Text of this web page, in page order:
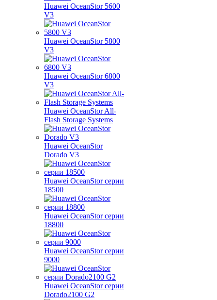
Huawei OceanStor 5600
V3
Huawei OceanStor 5800
V3
Huawei OceanStor 6800
V3
Huawei OceanStor All-
Flash Storage Systems
Huawei OceanStor
Dorado V3
Huawei OceanStor серии
18500
Huawei OceanStor серии
18800
Huawei OceanStor серии
9000
Huawei OceanStor серии
Dorado2100 G2